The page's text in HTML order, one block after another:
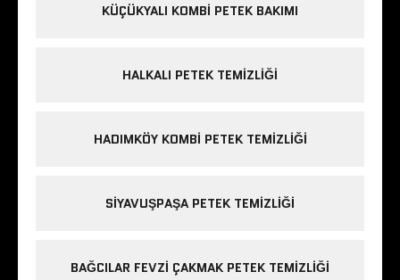
KÜÇÜKYALI KOMBI PETEK BAKIMI
HALKALI PETEK TEMIZLIĞI
HADIMKÖY KOMBI PETEK TEMIZLIĞI
SIYAVUŞPAŞA PETEK TEMIZLIĞI
BAĞCILAR FEVZI ÇAKMAK PETEK TEMIZLIĞI